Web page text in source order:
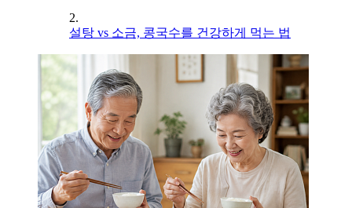
2.
설탕 vs 소금, 콩국수를 건강하게 먹는 법